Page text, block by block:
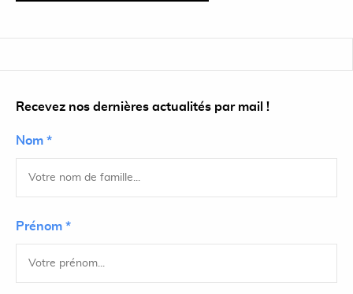
Recevez nos dernières actualités par mail !
Nom *
Prénom *